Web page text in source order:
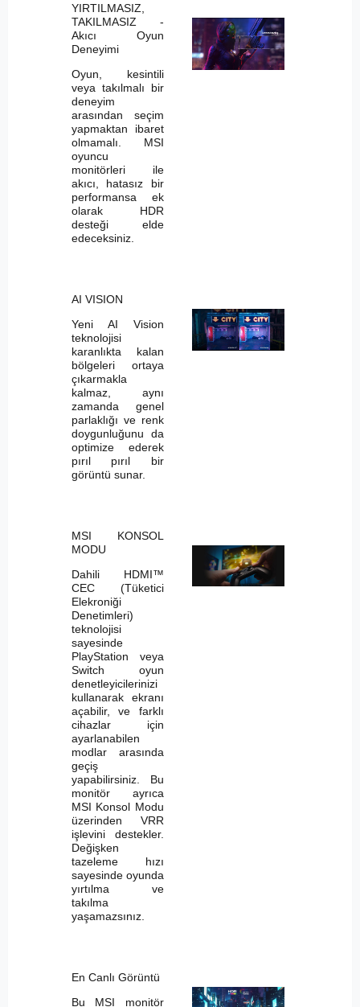
YIRTILMASIZ,
TAKILMASIZ -
Akıcı Oyun
Deneyimi
Oyun, kesintili
veya takılmalı bir
deneyim
arasından seçim
yapmaktan ibaret
olmamalı. MSI
oyuncu
monitörleri ile
akıcı, hatasız bir
performansa ek
olarak HDR
desteği elde
edeceksiniz.
AI VISION
Yeni AI Vision
teknolojisi
karanlıkta kalan
bölgeleri ortaya
çıkarmakla
kalmaz, aynı
zamanda genel
parlaklığı ve renk
doygunluğunu da
optimize ederek
pırıl pırıl bir
görüntü sunar.
MSI KONSOL
MODU
Dahili HDMI™
CEC (Tüketici
Elekroniği
Denetimleri)
teknolojisi
sayesinde
PlayStation veya
Switch oyun
denetleyicilerinizi
kullanarak ekranı
açabilir, ve farklı
cihazlar için
ayarlanabilen
modlar arasında
geçiş
yapabilirsiniz. Bu
monitör ayrıca
MSI Konsol Modu
üzerinden VRR
işlevini destekler.
Değişken
tazeleme hızı
sayesinde oyunda
yırtılma ve
takılma
yaşamazsınız.
En Canlı Görüntü
Bu MSI monitör